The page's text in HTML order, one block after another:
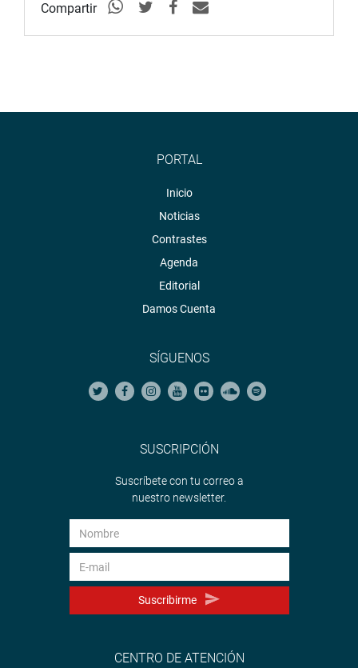
Compartir
PORTAL
Inicio
Noticias
Contrastes
Agenda
Editorial
Damos Cuenta
SÍGUENOS
SUSCRIPCIÓN
Suscríbete con tu correo a
nuestro newsletter.
Suscribirme
CENTRO DE ATENCIÓN